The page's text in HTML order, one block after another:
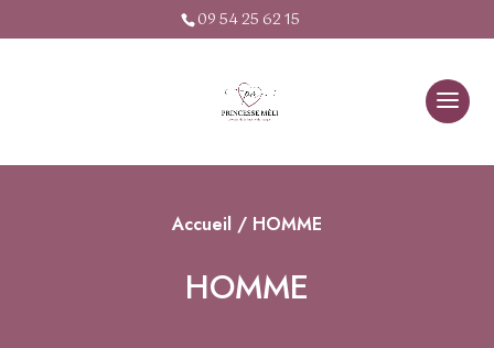
09 54 25 62 15
Accueil / HOMME
HOMME